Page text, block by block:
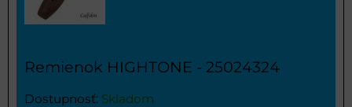
Remienok HIGHTONE - 25024324
Dostupnosť: Skladom